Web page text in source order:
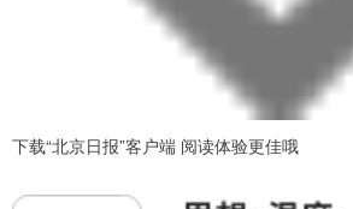
下载“北京日报”客户端 阅读体验更佳哦